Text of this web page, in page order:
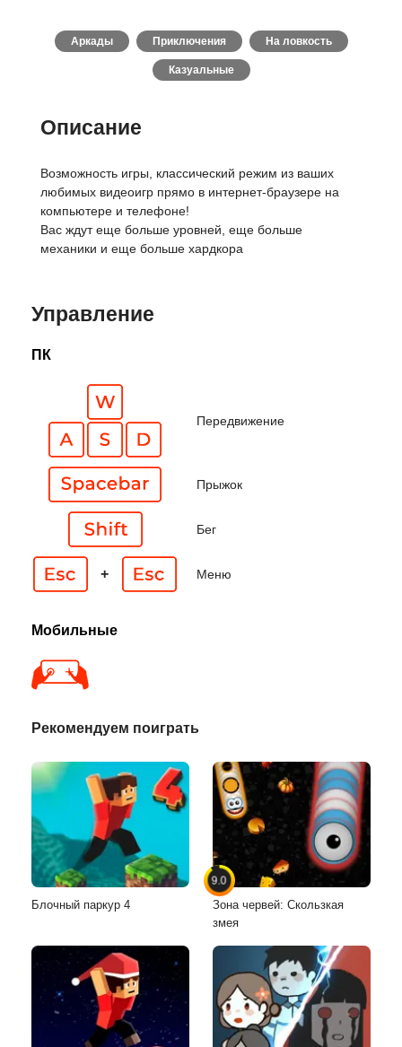
Аркады Приключения На ловкость
Казуальные
Описание
Возможность игры, классический режим из ваших
любимых видеоигр прямо в интернет-браузере на
компьютере и телефоне!
Вас ждут еще больше уровней, еще больше
механики и еще больше хардкора
Управление
ПК
Передвижение
Прыжок
Бег
+ Меню
Мобильные
Рекомендуем поиграть
Блочный паркур 4
9.0
Зона червей: Скользкая
змея